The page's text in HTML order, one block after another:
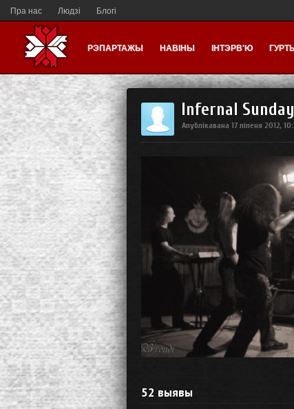
Пра нас Людзі Блогі
РЭПАРТАЖЫ НАВІНЫ ІНТЭРВ'Ю
Infernal
Апублікавана 17 ліпеня 2012,
52 выявы